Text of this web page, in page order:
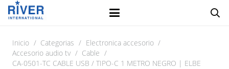
Inicio / Categorias / Electronica accesorio /
Accesorio audio tv / Cable /
CA-0501-TC CABLE USB / TIPO-C 1 METRO NEGRO | ELBE